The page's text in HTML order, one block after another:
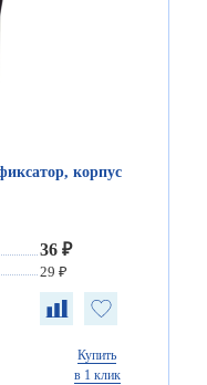
корпус
36 ₽
29 ₽
Купить
в 1 клик